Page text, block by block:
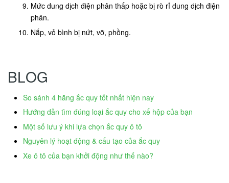
Mức dung dịch điện phân thấp hoặc bị rò rỉ dung dịch điện
phân.
Nắp, vỏ bình bị nứt, vỡ, phồng.
BLOG
So sánh 4 hãng ắc quy tốt nhất hiện nay
Hướng dẫn tìm đúng loại ắc quy cho xế hộp của bạn
Một số lưu ý khi lựa chọn ắc quy ô tô
Nguyên lý hoạt động & cấu tạo của ắc quy
Xe ô tô của bạn khởi động như thế nào?